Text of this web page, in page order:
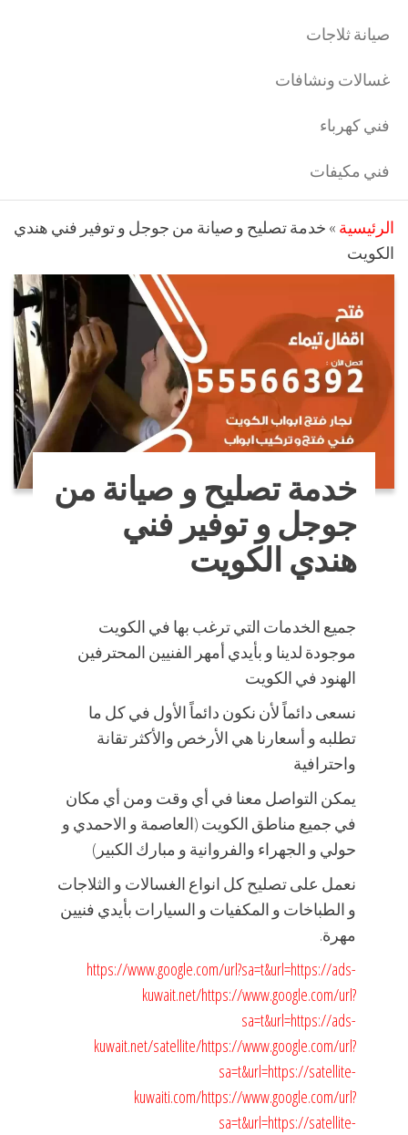
صيانة ثلاجات
غسالات ونشافات
فني كهرباء
فني مكيفات
الرئيسية » خدمة تصليح و صيانة من جوجل و توفير فني هندي
الكويت
خدمة تصليح و صيانة من
جوجل و توفير فني
هندي الكويت
جميع الخدمات التي ترغب بها في الكويت
موجودة لدينا و بأيدي أمهر الفنيين المحترفين
الهنود في الكويت
نسعى دائماً لأن نكون دائماً الأول في كل ما
تطلبه و أسعارنا هي الأرخص والأكثر تقانة
واحترافية
يمكن التواصل معنا في أي وقت ومن أي مكان
في جميع مناطق الكويت (العاصمة و الاحمدي و
حولي و الجهراء والفروانية و مبارك الكبير)
نعمل على تصليح كل انواع الغسالات و الثلاجات
و الطباخات و المكفيات و السيارات بأيدي فنيين
مهرة.
https://www.google.com/url?sa=t&url=https://ads-
kuwait.net/https://www.google.com/url?
sa=t&url=https://ads-
kuwait.net/satellite/https://www.google.com/url?
sa=t&url=https://satellite-
kuwaiti.com/https://www.google.com/url?
sa=t&url=https://satellite-